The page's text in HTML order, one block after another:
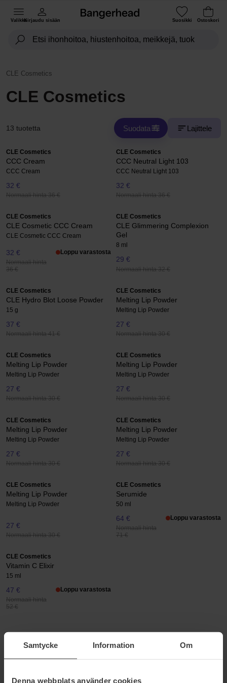
Samtycke Information Om
Denna webbplats använder cookies
ValikkoKirjaudu sisään Suosikki Ostoskori
CLE Cosmetics
CLE Cosmetics
13 tuotetta Suodata Lajittele
CLE Cosmetics
CCC Cream
CCC Cream
32 €
Normaali hinta 36 €
CLE Cosmetics
CCC Neutral Light 103
CCC Neutral Light 103
32 €
Normaali hinta 36 €
CLE Cosmetics
CLE Cosmetic CCC Cream
CLE Cosmetic CCC Cream
32 €
Normaali hinta
36 €
Loppu varastosta
CLE Cosmetics
CLE Glimmering Complexion
Gel
8 ml
29 €
Normaali hinta 32 €
CLE Cosmetics
CLE Hydro Blot Loose Powder
15 g
37 €
Normaali hinta 41 €
CLE Cosmetics
Melting Lip Powder
Melting Lip Powder
27 €
Normaali hinta 30 €
CLE Cosmetics
Melting Lip Powder
Melting Lip Powder
27 €
Normaali hinta 30 €
CLE Cosmetics
Melting Lip Powder
Melting Lip Powder
27 €
Normaali hinta 30 €
CLE Cosmetics
Melting Lip Powder
Melting Lip Powder
27 €
Normaali hinta 30 €
CLE Cosmetics
Melting Lip Powder
Melting Lip Powder
27 €
Normaali hinta 30 €
CLE Cosmetics
Melting Lip Powder
Melting Lip Powder
27 €
Normaali hinta 30 €
CLE Cosmetics
Serumide
50 ml
64 €
Normaali hinta
71 €
Loppu varastosta
CLE Cosmetics
Vitamin C Elixir
15 ml
47 €
Normaali hinta
52 €
Loppu varastosta